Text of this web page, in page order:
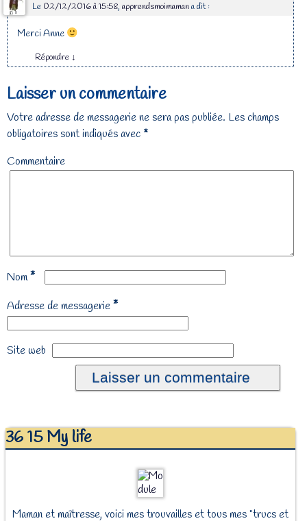
Le 02/12/2016 à 15:58, apprendsmoimamana dit :
Merci Anne
Répondre ↓
Laisser un commentaire
Votre adresse de messagerie ne sera pas publiée. Les champs
obligatoires sont indiqués avec *
Commentaire
Nom*
Adresse de messagerie*
Site web
36 15 My life
Maman et maîtresse, voici mes trouvailles et tous mes "trucs et